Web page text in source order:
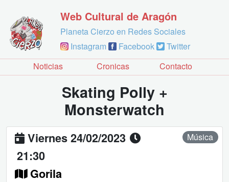
Web Cultural de Aragón
Planeta Cierzo en Redes Sociales
Instagram
Facebook
Twitter
Noticias
Cronicas Contacto
Skating Polly +
Monsterwatch
Viernes 24/02/2023
21:30
Gorila
Música